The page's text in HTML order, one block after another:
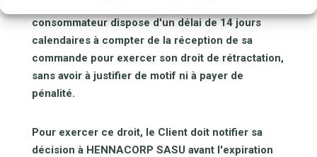
consommateur dispose d'un délai de 14 jours
calendaires à compter de la réception de sa
commande pour exercer son droit de rétractation,
sans avoir à justifier de motif ni à payer de
pénalité.
Pour exercer ce droit, le Client doit notifier sa
décision à HENNACORP SASU avant l'expiration